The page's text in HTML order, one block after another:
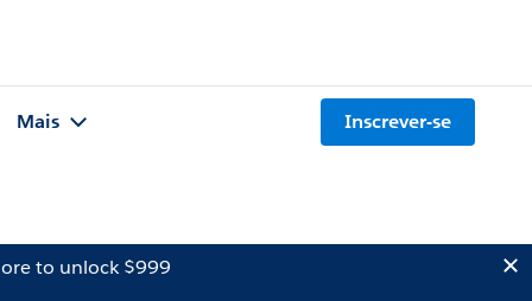
Mais Inscrever-se
to unlock $999